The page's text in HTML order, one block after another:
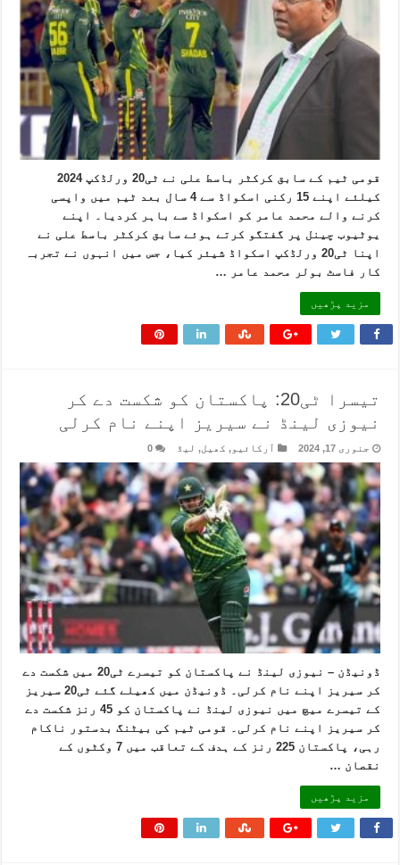
قومی ٹیم کے سابق کرکٹر باسط علی نے ٹی20 ورلڈکپ 2024
کیلئے اپنے 15 رکنی اسکواڈ سے 4 سال بعد ٹیم میں واپسی
کرنے والے محمد عامر کو اسکواڈ سے باہر کردیا۔ اپنے
یوٹیوب چینل پر گفتگو کرتے ہوئے سابق کرکٹر باسط علی نے
اپنا ٹی20 ورلڈکپ اسکواڈ شیئر کیا، جس میں انہوں نے تجربہ
کار فاسٹ بولر محمد عامر …
مزید پڑھیں
تیسرا ٹی20: پاکستان کو شکست دے کر
نیوزی لینڈ نے سیریز اپنے نام کرلی
جنوری 17, 2024 آرکائیو, کھیل, لیڈ 0
ڈونیڈن – نیوزی لینڈ نے پاکستان کو تیسرے ٹی20 میں شکست دے
کر سیریز اپنے نام کرلی۔ ڈونیڈن میں کھیلے گئے ٹی20 سیریز
کے تیسرے میچ میں نیوزی لینڈ نے پاکستان کو 45 رنز شکست دے
کر سیریز اپنے نام کرلی۔ قومی ٹیم کی بیٹنگ بدستور ناکام
رہی، پاکستان 225 رنز کے ہدف کے تعاقب میں 7 وکٹوں کے
نقصان …
مزید پڑھیں